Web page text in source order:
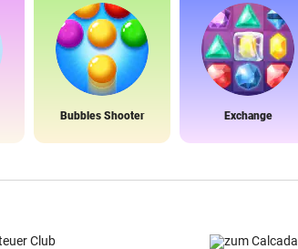
Bubbles Shooter Exchange